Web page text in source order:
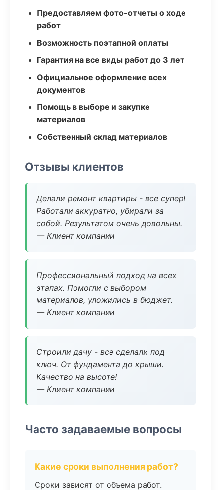
Предоставляем фото-отчеты о ходе
работ
Возможность поэтапной оплаты
Гарантия на все виды работ до 3 лет
Официальное оформление всех
документов
Помощь в выборе и закупке
материалов
Собственный склад материалов
Отзывы клиентов
Делали ремонт квартиры - все супер!
Работали аккуратно, убирали за
собой. Результатом очень довольны.
— Клиент компании
Профессиональный подход на всех
этапах. Помогли с выбором
материалов, уложились в бюджет.
— Клиент компании
Строили дачу - все сделали под
ключ. От фундамента до крыши.
Качество на высоте!
— Клиент компании
Часто задаваемые вопросы
Какие сроки выполнения работ?
Сроки зависят от объема работ.